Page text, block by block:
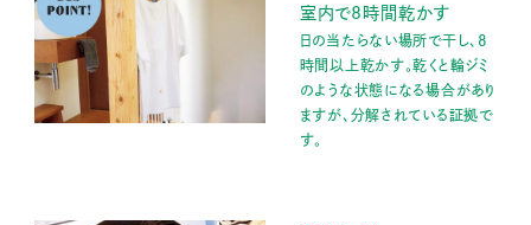
室内で8時間乾かす
日の当たらない場所で干し、8
時間以上乾かす。乾くと輪ジミ
のような状態になる場合があり
ますが、分解されている証拠で
す。